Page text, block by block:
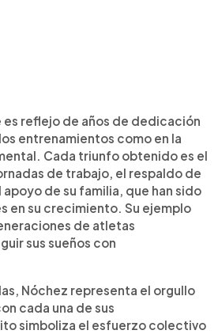
es reflejo de años de dedicación
entrenamientos como en la
Cada triunfo obtenido es el
de trabajo, el respaldo de
de su familia, que han sido
en su crecimiento. Su ejemplo
de atletas
sus sueños con
Nóchez representa el orgullo
cada una de sus
simboliza el esfuerzo colectivo